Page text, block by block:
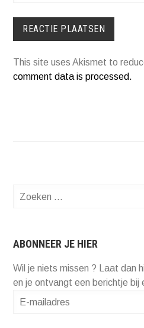
This site uses Akismet to
comment data is processed.
Zoeken
ABONNEER JE HIER
Wil je niets missen ? Laat dan
en je ontvangt een berichtje bij
E-